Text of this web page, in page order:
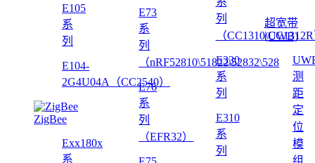
E105
系
列
E104-
2G4U04A（CC2540）
ZigBee
Exx180x
系
E73
系
列
（nRF52810\51822\52832\528
E76
系
列
（EFR32）
列
（
E330
系
列
E310
系
列
超宽带
(UWB)
测
距
定
位
模
组